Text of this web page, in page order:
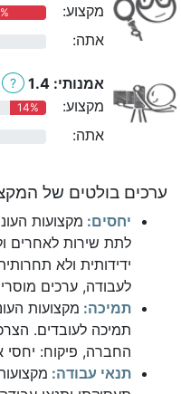
מקצוע:
אתה:
אמנותי: 1.4 ?
מקצוע: 14%
אתה:
ערכים בולטים של
יחסים: מקצועות
לתת שירות לאחרים
ידידותית ולא
לעבודה, ערכים
תמיכה: מקצועות
תמיכה לעובדים.
החברה, פיקוח: יחסי
תנאי עבודה: